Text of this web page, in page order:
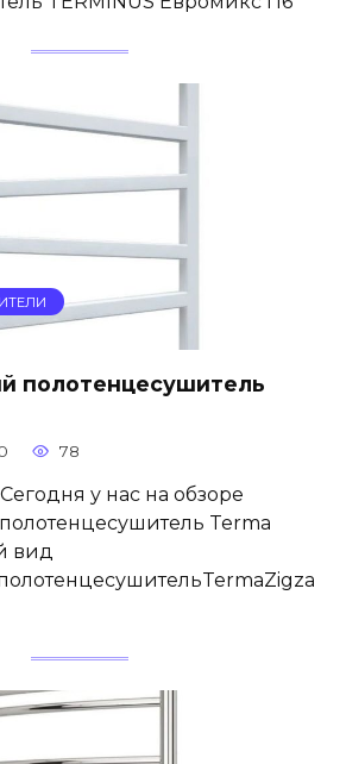
полотенцесушитель
78
у нас на обзоре
Terma
вид